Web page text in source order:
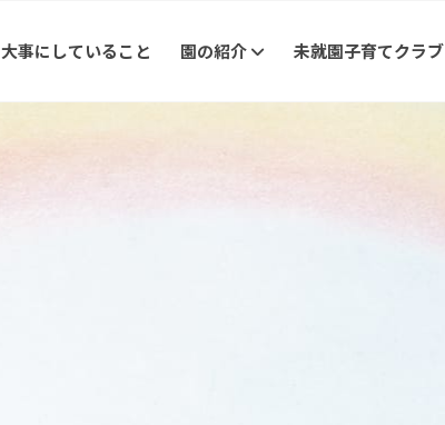
大事にしていること 園の紹介 未就園子育てクラブ